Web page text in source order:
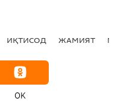
ИҚТИСОД ЖАМИЯТ
OK